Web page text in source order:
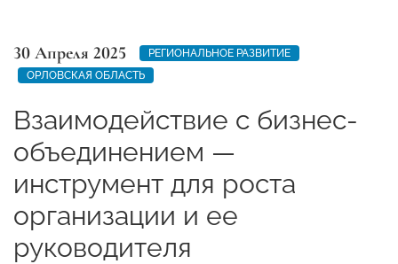
30 Апреля 2025
РЕГИОНАЛЬНОЕ РАЗВИТИЕ
ОРЛОВСКАЯ ОБЛАСТЬ
Взаимодействие с бизнес-
объединением —
инструмент для роста
организации и ее
руководителя